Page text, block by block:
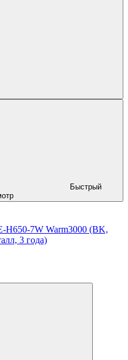
Быстрый
7W Warm3000 (BK,
3 года)